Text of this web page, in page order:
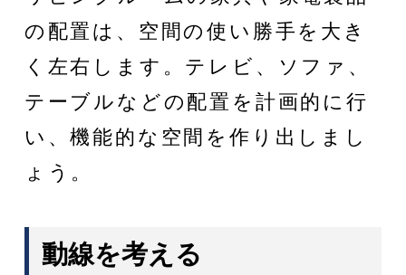
の配置は、空間の使い勝手を大き
く左右します。テレビ、ソファ、
テーブルなどの配置を計画的に行
い、機能的な空間を作り出しまし
ょう。
動線を考える